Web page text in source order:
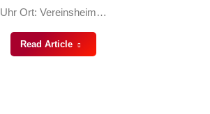
Uhr Ort: Vereinsheim…
Read Article